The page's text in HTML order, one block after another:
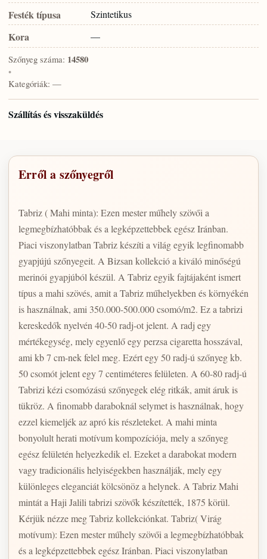
Festék típusa Szintetikus
Kora —
Szőnyeg száma: 14580
•
Kategóriák: —
Szállítás és visszaküldés
Erről a szőnyegről
Tabriz ( Mahi minta): Ezen mester műhely szövői a
legmegbízhatóbbak és a legképzettebbek egész Iránban.
Piaci viszonylatban Tabriz készíti a világ egyik legfinomabb
gyapjújú szőnyegeit. A Bizsan kollekció a kiváló minőségú
merinói gyapjúból készül. A Tabriz egyik fajtájaként ismert
típus a mahi szövés, amit a Tabriz műhelyekben és környékén
is használnak, ami 350.000-500.000 csomó/m2. Ez a tabrizi
kereskedők nyelvén 40-50 radj-ot jelent. A radj egy
mértékegység, mely egyenlő egy perzsa cigaretta hosszával,
ami kb 7 cm-nek felel meg. Ezért egy 50 radj-ú szőnyeg kb.
50 csomót jelent egy 7 centiméteres felületen. A 60-80 radj-ú
Tabrizi kézi csomózású szőnyegek elég ritkák, amit áruk is
tükröz. A finomabb daraboknál selymet is használnak, hogy
ezzel kiemeljék az apró kis részleteket. A mahi minta
bonyolult herati motívum kompozíciója, mely a szőnyeg
egész felületén helyezkedik el. Ezeket a darabokat modern
vagy tradicionális helyiségekben használják, mely egy
különleges eleganciát kölcsönöz a helynek. A Tabriz Mahi
mintát a Haji Jalili tabrizi szövők készítették, 1875 körül.
Kérjük nézze meg Tabriz kollekciónkat. Tabriz( Virág
motívum): Ezen mester műhely szövői a legmegbízhatóbbak
és a legképzettebbek egész Iránban. Piaci viszonylatban